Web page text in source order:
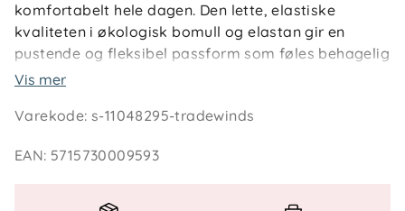
komfortabelt hele dagen. Den lette, elastiske
kvaliteten i økologisk bomull og elastan gir en
pustende og fleksibel passform som føles behagelig
mot huden. Med justerbar midje og sidelommer
avslappet stil – perfekt til lek, barnehage og
Vis mer
Varekode:s-11048295-tradewinds
EAN: 5715730009593